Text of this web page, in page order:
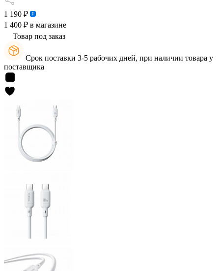
1 190 ₽
1 400 ₽ в магазине
Товар под заказ
Срок поставки 3-5 рабочих дней, при наличии товара у
поставщика